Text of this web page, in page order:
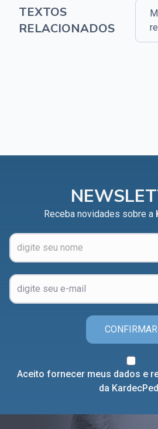
TEXTOS
RELACIONADOS
Receba novidades sobre a
CONFIRMAR
Aceito fornecer meus dados e
da